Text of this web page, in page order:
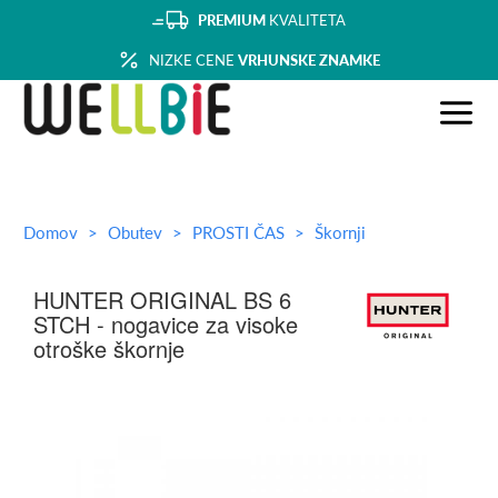
PREMIUM KVALITETA
NIZKE CENE VRHUNSKE ZNAMKE
Domov Obutev PROSTI ČAS Škornji
HUNTER ORIGINAL BS 6
STCH - nogavice za visoke
otroške škornje